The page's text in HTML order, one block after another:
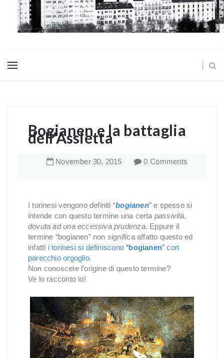
Bogianen e la battaglia
dell'Assietta
November 30, 2015 0 Comments
I torinesi vengono definiti “bogianen” e spesso si
intende con questo termine una certa passività,
dovuta ad una eccessiva prudenza. Eppure il
termine “bogianen” non significa affatto questo ed
infatti i torinesi si definiscono “bogianen” con
parecchio orgoglio.
Non conoscete l’origine di questo termine?
Ve lo racconto io!